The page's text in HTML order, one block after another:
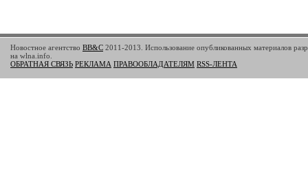
Новостное агентство BB&C 2011-2013. Использование опубликованных материалов
на wlna.info.
ОБРАТНАЯ СВЯЗЬ РЕКЛАМА ПРАВООБЛАДАТЕЛЯМ RSS-ЛЕНТА